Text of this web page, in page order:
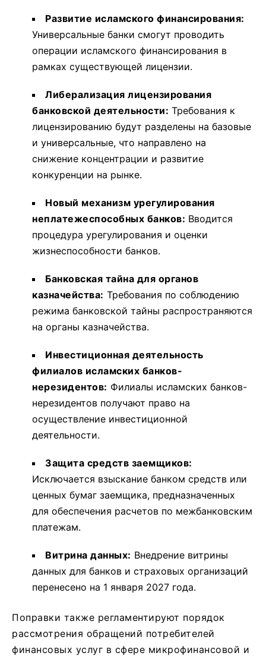
Развитие исламского финансирования:
Универсальные банки смогут проводить
операции исламского финансирования в
рамках существующей лицензии.
Либерализация лицензирования
банковской деятельности: Требования к
лицензированию будут разделены на базовые
и универсальные, что направлено на
снижение концентрации и развитие
конкуренции на рынке.
Новый механизм урегулирования
неплатежеспособных банков: Вводится
процедура урегулирования и оценки
жизнеспособности банков.
Банковская тайна для органов
казначейства: Требования по соблюдению
режима банковской тайны распространяются
на органы казначейства.
Инвестиционная деятельность
филиалов исламских банков-
нерезидентов: Филиалы исламских банков-
нерезидентов получают право на
осуществление инвестиционной
деятельности.
Защита средств заемщиков:
Исключается взыскание банком средств или
ценных бумаг заемщика, предназначенных
для обеспечения расчетов по межбанковским
платежам.
Витрина данных: Внедрение витрины
данных для банков и страховых организаций
перенесено на 1 января 2027 года.
Поправки также регламентируют порядок
рассмотрения обращений потребителей
финансовых услуг в сфере микрофинансовой и